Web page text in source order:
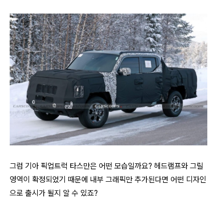
그럼 기아 픽업트럭 타스만은 어떤 모습일까요? 헤드램프와 그릴
영역이 확정되었기 때문에 내부 그래픽만 추가된다면 어떤 디자인
으로 출시가 될지 알 수 있죠?